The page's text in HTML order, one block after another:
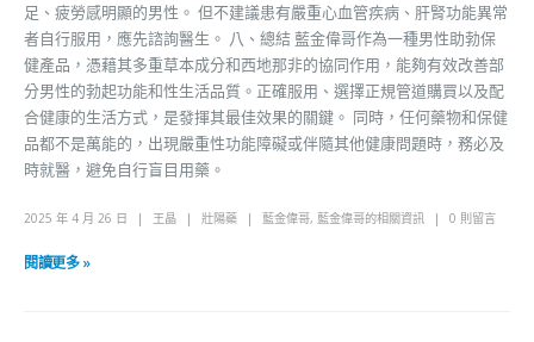
足、疲勞感明顯的男性。 但不建議患有嚴重心血管疾病、肝腎功能異常
者自行服用，應先諮詢醫生。 八、總結 藍金偉哥作為一種男性助勃保
健產品，憑藉其多重草本成分和西地那非的協同作用，能夠有效改善部
分男性的勃起功能和性生活品質。正確服用、選擇正規管道購買以及配
合健康的生活方式，是發揮其最佳效果的關鍵。 同時，任何藥物和保健
品都不是萬能的，出現嚴重性功能障礙或伴隨其他健康問題時，務必及
時就醫，避免自行盲目用藥。
2025 年 4 月 26 日 王晶 壯陽藥 藍金偉哥, 藍金偉哥的相關資訊 0 則留言
閱讀更多 »